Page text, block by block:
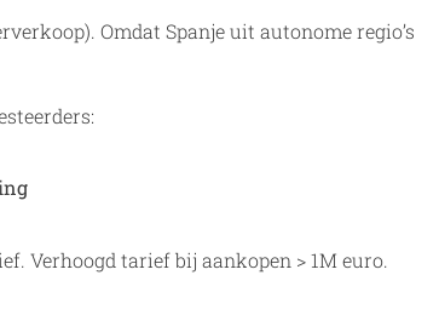
Omdat Spanje uit autonome regio’s
Verhoogd tarief bij aankopen > 1M euro.